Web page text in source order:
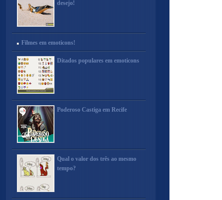
desejo!
Filmes em emoticons!
Ditados populares em emoticons
Poderoso Castiga em Recife
Qual o valor dos três ao mesmo
tempo?